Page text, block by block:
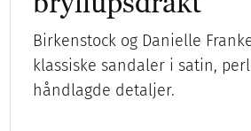
Birkenstock og Danielle
klassiske sandaler i satin,
håndlagde detaljer.